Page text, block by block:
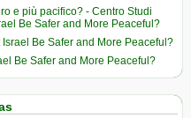
e più pacifico? - Centro Studi
Be Safer and More Peaceful?
Be Safer and More Peaceful?
Be Safer and More Peaceful?